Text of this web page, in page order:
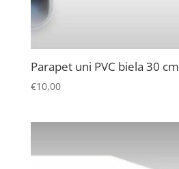
Parapet uni PVC biela 30 cm
€10,00